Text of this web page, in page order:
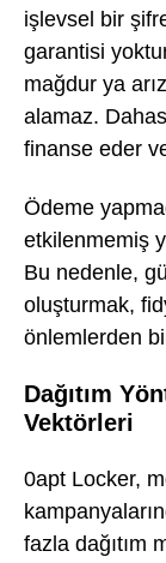
işlevsel bir
garantisi
mağdur ya
alamaz.
finanse eder
Ödeme
etkilenmemiş
Bu nedenle,
oluşturmak,
önlemlerden
Dağıtım
Vektörleri
0apt Locker,
fazla dağıtım